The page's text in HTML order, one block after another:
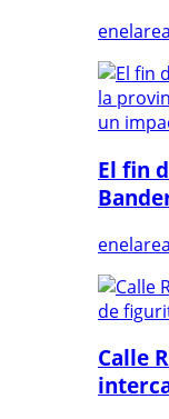
enelarea
El fin
enelarea
Calle